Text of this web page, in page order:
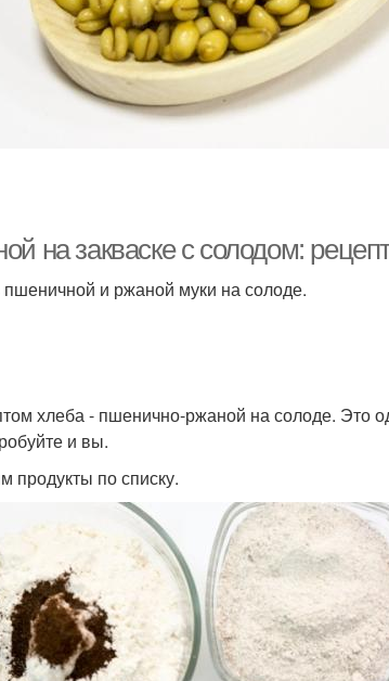
на закваске с солодом:
и ржаной муки на солоде.
хлеба - пшенично-ржаной на солоде.
и вы.
продукты по списку.